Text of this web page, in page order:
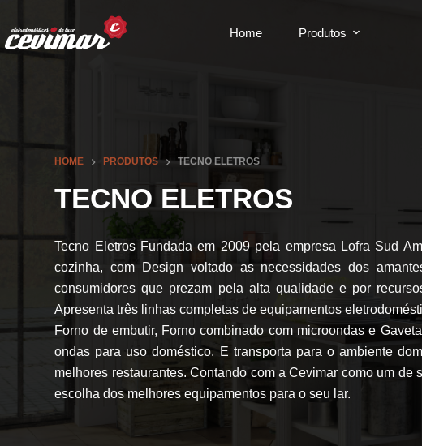
Home Produtos
HOME PRODUTOS TECNO ELETROS
TECNO ELETROS
Tecno Eletros Fundada em 2009 pela empresa Lofra Sud
cozinha, com Design voltado as necessidades dos
consumidores que prezam pela alta qualidade e por
Apresenta três linhas completas de equipamentos
Forno de embutir, Forno combinado com microondas e
ondas para uso doméstico. E transporta para o ambiente
melhores restaurantes. Contando com a Cevimar como um
escolha dos melhores equipamentos para o seu lar.